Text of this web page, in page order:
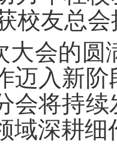
校友总
大会的圆
迈入新
会将持
域深耕